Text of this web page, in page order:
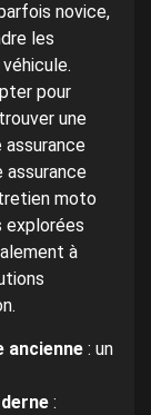
novice,
les
pour
une
assurance
assurance
moto
explorées
à
ancienne : un
: